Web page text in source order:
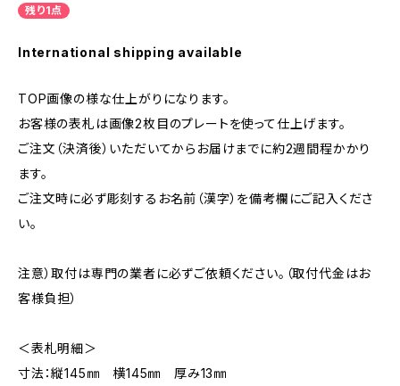
残り1点
International shipping available
TOP画像の様な仕上がりになります。
お客様の表札は画像2枚目のプレートを使って仕上げます。
ご注文（決済後）いただいてからお届けまでに約2週間程かかり
ます。
ご注文時に必ず彫刻するお名前（漢字）を備考欄にご記入くださ
い。
注意）取付は専門の業者に必ずご依頼ください。（取付代金はお
客様負担）
＜表札明細＞
寸法：縦145㎜ 横145㎜ 厚み13㎜